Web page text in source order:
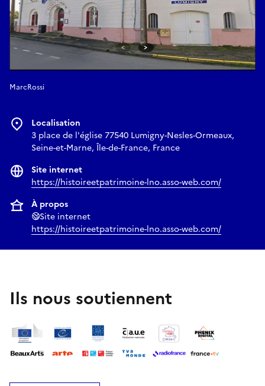
MarcRossi
Localisation
3 place de l'église 77540 Lumigny-Nesles-Ormeaux,
Seine-et-Marne, Île-de-France, France
Site internet
https://histoireetpatrimoine-lno.asso-web.com/
À propos
Site internet
https://histoireetpatrimoine-lno.asso-web.com/
Ils nous soutiennent